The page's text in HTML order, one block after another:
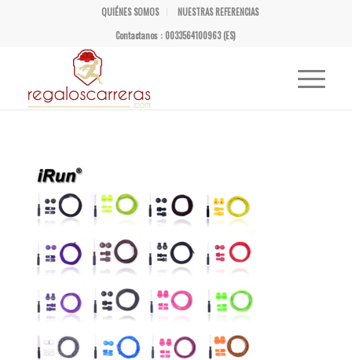
QUIÉNES SOMOS
NUESTRAS REFERENCIAS
Contactanos : 0033564100963 (ES)